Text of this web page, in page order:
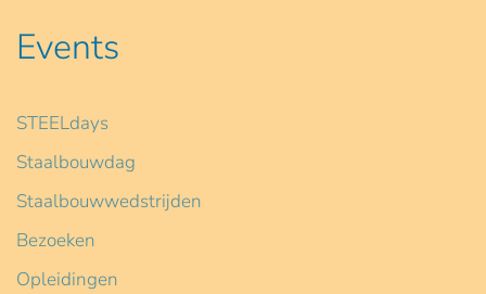
Events
STEELdays
Staalbouwdag
Staalbouwwedstrijden
Bezoeken
Opleidingen